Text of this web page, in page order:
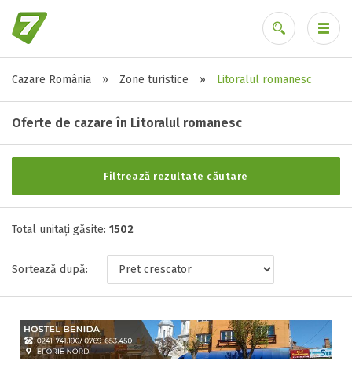
Cazare România » Zone turistice » Litoralul romanesc
Oferte de cazare în Litoralul romanesc
Filtrează rezultate căutare
Alte tipuri de unități
Toate tipurile de unitati de cazari
Apartament ( 238 )
Bungalow ( 2 )
Camping ( 12 )
Casa de oaspeti ( 18 )
Casa de vacanta ( 17 )
Casute ( 1 )
Casute tip camping ( 1 )
Total unitați găsite: 1502
Sortează după: